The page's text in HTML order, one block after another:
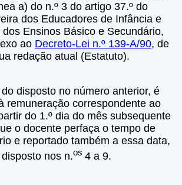
a) do n.º 3 do artigo 37.º do
dos Educadores de Infância e
Ensinos Básico e Secundário,
ao Decreto-Lei n.º 139-A/90, de
redação atual (Estatuto).
disposto no número anterior, é
remuneração correspondente ao
do 1.º dia do mês subsequente
o docente perfaça o tempo de
e reportado também a essa data,
nos n.os 4 a 9.